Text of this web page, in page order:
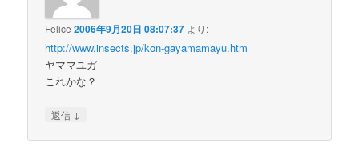
Felice 2006年9月20日 08:07:37 より:
http://www.insects.jp/kon-gayamamayu.htm
ヤママユガ
これかな？
返信 ↓